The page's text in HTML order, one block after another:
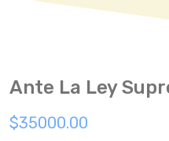
Ante La Ley
$35000.00